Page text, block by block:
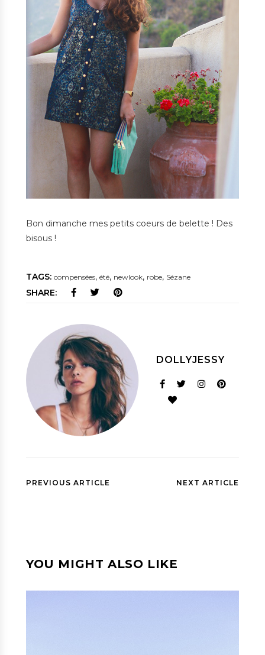
Bon dimanche mes petits coeurs de belette ! Des
bisous !
TAGS: compensées, été, newlook, robe, Sézane
SHARE:
DOLLYJESSY
PREVIOUS ARTICLE NEXT ARTICLE
YOU MIGHT ALSO LIKE